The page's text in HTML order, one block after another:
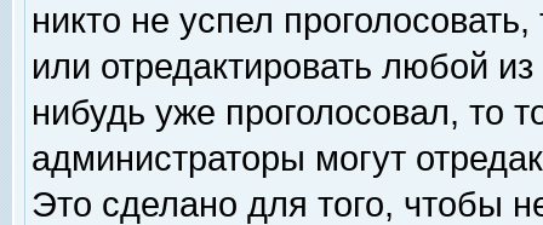
никто не успел
или отредактировать любой
нибудь уже проголосовал, то
администраторы могут
Это сделано для того, чтобы